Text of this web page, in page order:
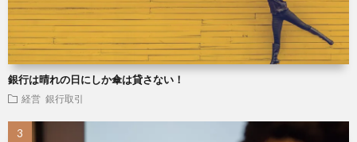
銀行は晴れの日にしか傘は貸さない！
経営 銀行取引